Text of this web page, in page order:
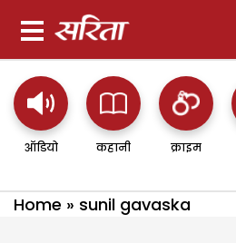
ऑडियो कहानी क्राइम
Home » sunil gavaska